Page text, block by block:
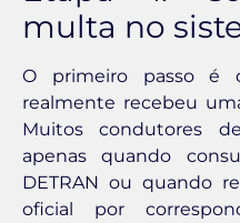
multa no
O primeiro passo é
realmente recebeu
Muitos condutores
apenas quando
DETRAN ou quando
oficial por